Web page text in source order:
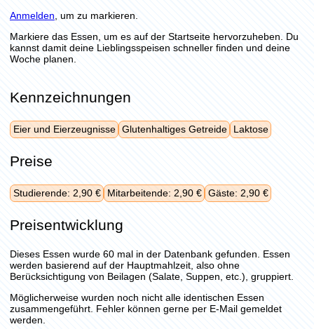
Anmelden , um zu markieren.
Markiere das Essen, um es auf der Startseite hervorzuheben. Du
kannst damit deine Lieblingsspeisen schneller finden und deine
Woche planen.
Kennzeichnungen
Eier und Eierzeugnisse Glutenhaltiges Getreide Laktose
Preise
Studierende: 2,90 € Mitarbeitende: 2,90 € Gäste: 2,90 €
Preisentwicklung
Dieses Essen wurde 60 mal in der Datenbank gefunden. Essen
werden basierend auf der Hauptmahlzeit, also ohne
Berücksichtigung von Beilagen (Salate, Suppen, etc.), gruppiert.
Möglicherweise wurden noch nicht alle identischen Essen
zusammengeführt. Fehler können gerne per E-Mail gemeldet
werden.